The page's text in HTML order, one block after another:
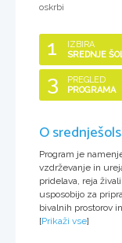
oskrbi
1
IZBIRA
SREDNJE
3
PREGLED
PROGRAMA
O
Program je
vzdrževanje in
pridelava, reja
usposobijo za
bivalnih prostorov
[Prikaži vse]